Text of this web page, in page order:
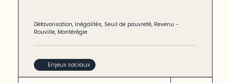
Défavorisation, Inégalités, Seuil de pauvreté, Revenu -
Rouville, Montérégie
Enjeux sociaux